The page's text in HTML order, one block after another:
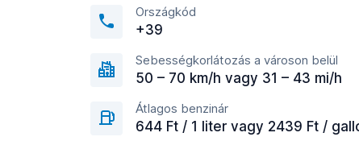
Országkód
+39
Sebességkorlátozás a városon belül
50 – 70 km/h vagy 31 – 43 mi/h
Átlagos benzinár
644 Ft / 1 liter vagy 2439 Ft /